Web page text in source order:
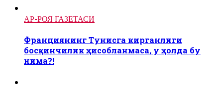
АР-РОЯ ГАЗЕТАСИ
Франциянинг Тунисга кирганлиги
босқинчилик ҳисобланмаса, у ҳолда бу
нима?!